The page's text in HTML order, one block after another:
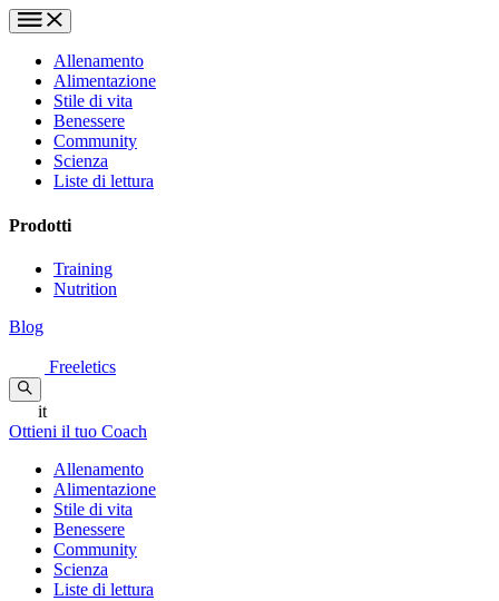
Allenamento
Alimentazione
Stile di vita
Benessere
Community
Scienza
Liste di lettura
Prodotti
Training
Nutrition
Blog
Freeletics
it
Ottieni il tuo Coach
Allenamento
Alimentazione
Stile di vita
Benessere
Community
Scienza
Liste di lettura